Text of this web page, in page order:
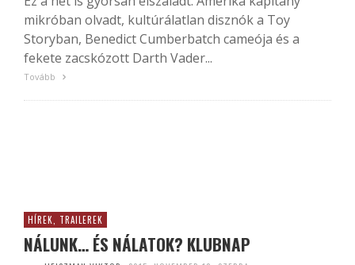
mikróban olvadt, kultúrálatlan disznók a Toy
Storyban, Benedict Cumberbatch cameója és a
fekete zacskózott Darth Vader...
Tovább
HÍREK, TRAILEREK
NÁLUNK… ÉS NÁLATOK? KLUBNAP